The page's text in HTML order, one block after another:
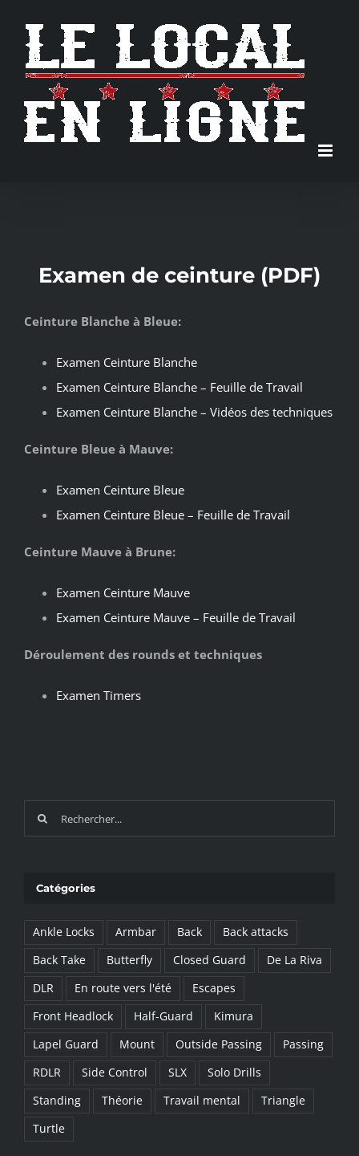
content
Examen de ceinture (PDF)
Ceinture Blanche à Bleue:
Examen Ceinture Blanche
Examen Ceinture Blanche – Feuille de Travail
Examen Ceinture Blanche – Vidéos des techniques
Ceinture Bleue à Mauve:
Examen Ceinture Bleue
Examen Ceinture Bleue – Feuille de Travail
Ceinture Mauve à Brune:
Examen Ceinture Mauve
Examen Ceinture Mauve – Feuille de Travail
Déroulement des rounds et techniques
Examen Timers
Recherche
sur
siteCatégories
Ankle Locks Armbar Back
Back attacks
Back Take
Butterfly Closed Guard
De La Riva
DLR
En route vers l'été
Escapes
Front Headlock
Half-Guard
Kimura
Lapel Guard
Mount Outside Passing
Passing
RDLR
Side Control SLX
Solo Drills
Standing
Théorie Travail mental
Triangle
Turtle